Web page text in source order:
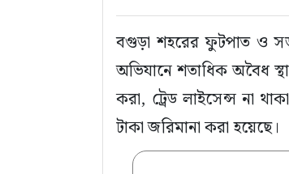
বগুড়া শহরের ফুটপাত ও
অভিযানে শতাধিক অবৈধ
করা, ট্রেড লাইসেন্স না
টাকা জরিমানা করা হয়েছে।